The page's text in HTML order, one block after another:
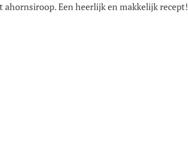
ahornsiroop. Een heerlijk en makkelijk recept!